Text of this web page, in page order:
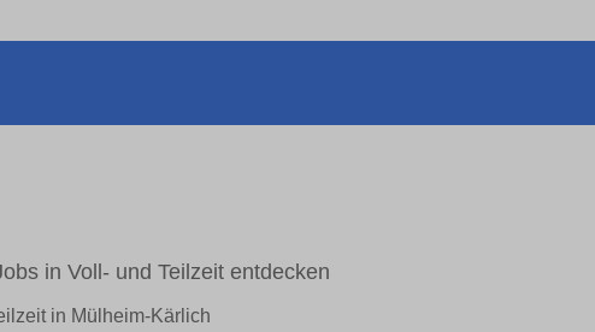
in Voll- und Teilzeit entdecken
in Mülheim-Kärlich